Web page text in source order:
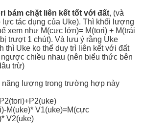
bám chặt liên kết tốt với đất, (và
lực tác dụng của Uke). Thì khối lượng
xem như M(cực lớn)= M(tori) + M(trái
trượt 1 chút). Và lưu ý rằng Uke
thì Uke ko thể duy trì liên kết với đất
chiều nhau (nên biểu thức bên
trừ)
năng lượng trong trường hợp này
M(uke)* V1(uke)=M(cực
V2(uke)